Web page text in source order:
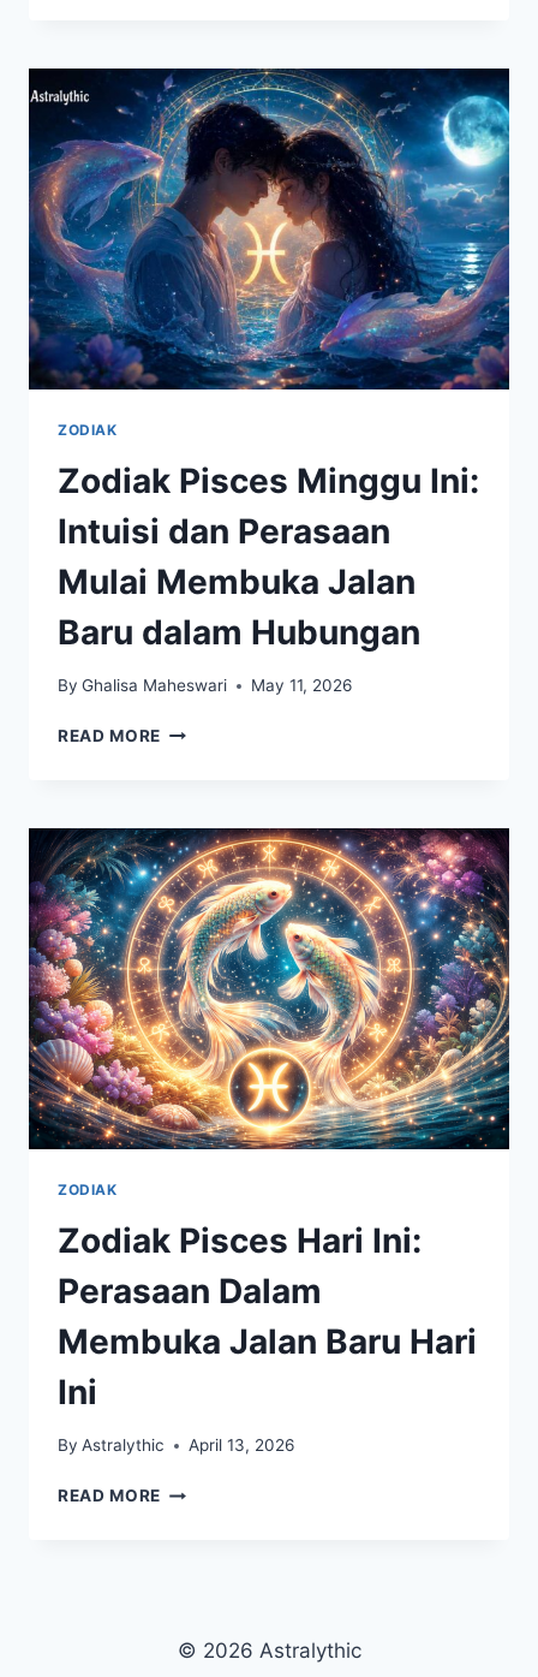
KEBERUNTUNGAN
TAHUN
INI
ZODIAK
Zodiak Pisces Minggu Ini:
Intuisi dan Perasaan
Mulai Membuka Jalan
Baru dalam Hubungan
By Ghalisa Maheswari May 11, 2026
READ MORE ZODIAK
INTUISI
DAN
PERASAAN
MULAI
MEMBUKA
JALAN
BARU
DALAM
HUBUNGAN
ZODIAK
Zodiak Pisces Hari Ini:
Perasaan Dalam
Membuka Jalan Baru Hari
Ini
By Astralythic April 13, 2026
READ MORE ZODIAK
MEMBUKA
© 2026 Astralythic